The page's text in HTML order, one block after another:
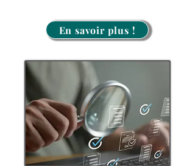
En savoir plus !